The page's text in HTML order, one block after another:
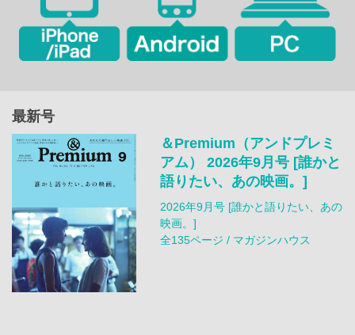
最新号
＆Premium（アンドプレミ
アム） 2026年9月号 [誰かと
語りたい、あの映画。]
2026年9月号 [誰かと語りたい、あの
映画。]
全135ページ / マガジンハウス